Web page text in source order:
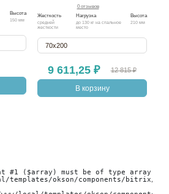
Высота
150 мм
0 отзывов
9 611,25 ₽ 12 815 ₽
Жесткость
средней
жесткости
Нагрузка
до 130 кг на спальное
место
Высота
210 мм
70х200
В корзину
#1 ($array) must be of type array,
templates/okson/components/bitrix/